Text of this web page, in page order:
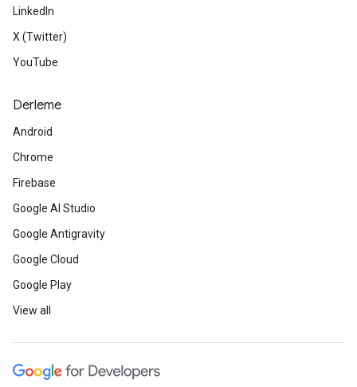
LinkedIn
X (Twitter)
YouTube
Derleme
Android
Chrome
Firebase
Google AI Studio
Google Antigravity
Google Cloud
Google Play
View all